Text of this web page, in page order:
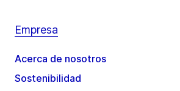
Empresa
Acerca de nosotros
Sostenibilidad